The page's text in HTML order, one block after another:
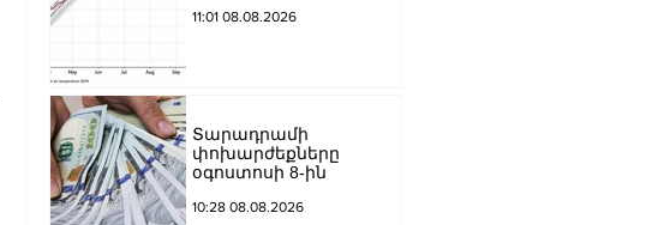
նոր ռեկորդ․ Լևոն
11:01 08.08.2026
Տարադրամի
փոխարժեքները
օգոստոսի 8-ին
10:28 08.08.2026